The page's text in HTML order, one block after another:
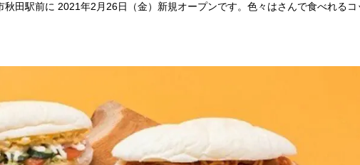
秋田駅前に 2021年2月26日（金）新規オープンです。色々はさんで食べれるコ